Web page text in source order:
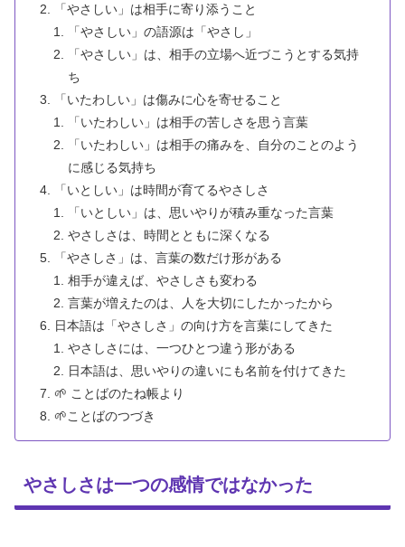
「やさしい」は相手に寄り添うこと
「やさしい」の語源は「やさし」
「やさしい」は、相手の立場へ近づこうとする気持
ち
「いたわしい」は傷みに心を寄せること
「いたわしい」は相手の苦しさを思う言葉
「いたわしい」は相手の痛みを、自分のことのよう
に感じる気持ち
「いとしい」は時間が育てるやさしさ
「いとしい」は、思いやりが積み重なった言葉
やさしさは、時間とともに深くなる
「やさしさ」は、言葉の数だけ形がある
相手が違えば、やさしさも変わる
言葉が増えたのは、人を大切にしたかったから
日本語は「やさしさ」の向け方を言葉にしてきた
やさしさには、一つひとつ違う形がある
日本語は、思いやりの違いにも名前を付けてきた
🌱 ことばのたね帳より
🌱ことばのつづき
やさしさは一つの感情ではなかった